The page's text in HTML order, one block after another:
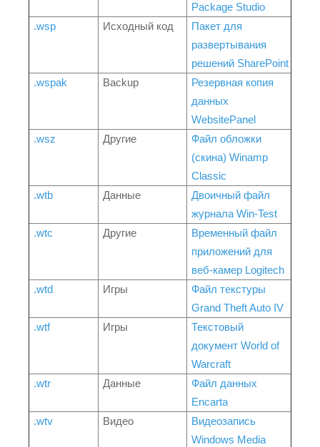
Package Studio
.wsp
Исходный код
Пакет для
развертывания
решений SharePoint
.wspak
Backup
Резервная копия
данных
WebsitePanel
.wsz
Другие
Файл обложки
(скина) Winamp
Classic
.wtb
Данные
Двоичный файл
журнала Win-Test
.wtc
Другие
Временный файл
приложений для
веб-камер Logitech
.wtd
Игры
Файл текстуры
Grand Theft Auto IV
.wtf
Игры
Текстовый
документ World of
Warcraft
.wtr
Данные
Файл данных
Encarta
.wtv
Видео
Видеозапись
Windows Media